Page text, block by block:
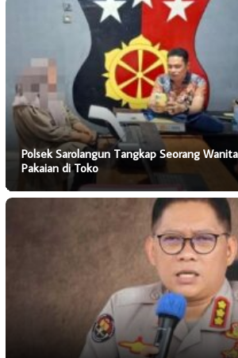
Polsek Sarolangun Tangkap Seorang
Pakaian di Toko